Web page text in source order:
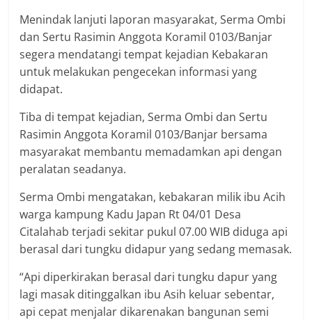
Menindak lanjuti laporan masyarakat, Serma Ombi
dan Sertu Rasimin Anggota Koramil 0103/Banjar
segera mendatangi tempat kejadian Kebakaran
untuk melakukan pengecekan informasi yang
didapat.
Tiba di tempat kejadian, Serma Ombi dan Sertu
Rasimin Anggota Koramil 0103/Banjar bersama
masyarakat membantu memadamkan api dengan
peralatan seadanya.
Serma Ombi mengatakan, kebakaran milik ibu Acih
warga kampung Kadu Japan Rt 04/01 Desa
Citalahab terjadi sekitar pukul 07.00 WIB diduga api
berasal dari tungku didapur yang sedang memasak.
“Api diperkirakan berasal dari tungku dapur yang
lagi masak ditinggalkan ibu Asih keluar sebentar,
api cepat menjalar dikarenakan bangunan semi